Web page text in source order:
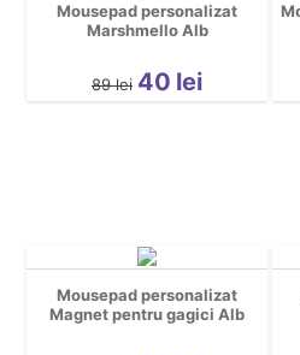
Nou nascuti
Mousepad personalizat
Marshmello Alb
89 lei 40 lei
Mousepad personalizat
Magnet pentru gagici Alb